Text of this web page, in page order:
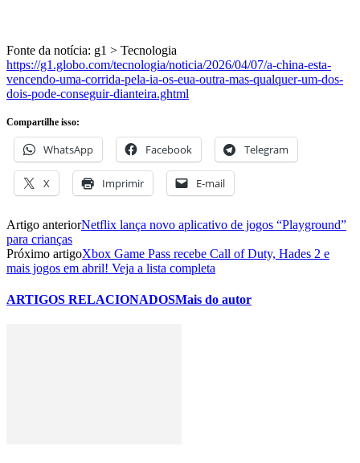
Fonte da notícia: g1 > Tecnologia
https://g1.globo.com/tecnologia/noticia/2026/04/07/a-china-esta-
vencendo-uma-corrida-pela-ia-os-eua-outra-mas-qualquer-um-dos-
dois-pode-conseguir-dianteira.ghtml
Compartilhe isso:
WhatsApp Facebook Telegram
X Imprimir E-mail
Artigo anteriorNetflix lança novo aplicativo de jogos “Playground”
para crianças
Próximo artigoXbox Game Pass recebe Call of Duty, Hades 2 e
mais jogos em abril! Veja a lista completa
ARTIGOS RELACIONADOSMais do autor